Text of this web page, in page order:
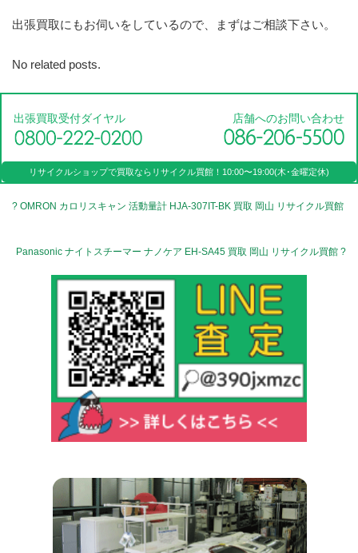
出張買取にもお伺いをしているので、まずはご相談下さい。
No related posts.
出張買取受付ダイヤル 店舗へのお問い合わせ
リサイクルショップで買取なら リサイクル買館！ 10:00〜19:00(木･金曜定休)
? OMRON カロリスキャン 活動量計 HJA-307IT-BK 買取 岡山 リサイクル買館
Panasonic ナイトスチーマー ナノケア EH-SA45 買取 岡山 リサイクル買館 ?